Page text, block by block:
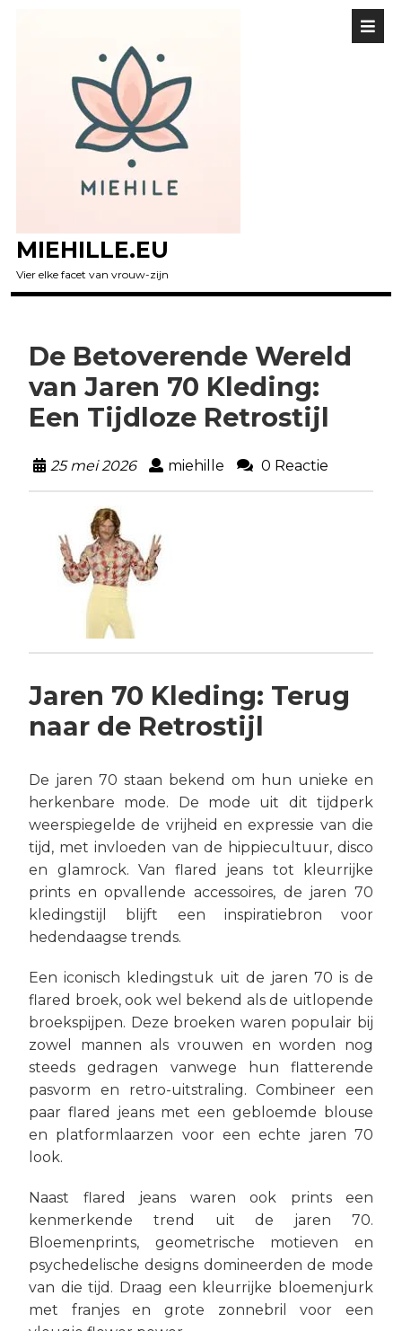
MIEHILLE.EU
Vier elke facet van vrouw-zijn
De Betoverende Wereld
van Jaren 70 Kleding:
Een Tijdloze Retrostijl
25 mei 2026 miehille 0 Reactie
Jaren 70 Kleding: Terug
naar de Retrostijl
De jaren 70 staan bekend om hun unieke en
herkenbare mode. De mode uit dit tijdperk
weerspiegelde de vrijheid en expressie van die
tijd, met invloeden van de hippiecultuur, disco
en glamrock. Van flared jeans tot kleurrijke
prints en opvallende accessoires, de jaren 70
kledingstijl blijft een inspiratiebron voor
hedendaagse trends.
Een iconisch kledingstuk uit de jaren 70 is de
flared broek, ook wel bekend als de uitlopende
broekspijpen. Deze broeken waren populair bij
zowel mannen als vrouwen en worden nog
steeds gedragen vanwege hun flatterende
pasvorm en retro-uitstraling. Combineer een
paar flared jeans met een gebloemde blouse
en platformlaarzen voor een echte jaren 70
look.
Naast flared jeans waren ook prints een
kenmerkende trend uit de jaren 70.
Bloemenprints, geometrische motieven en
psychedelische designs domineerden de mode
van die tijd. Draag een kleurrijke bloemenjurk
met franjes en grote zonnebril voor een